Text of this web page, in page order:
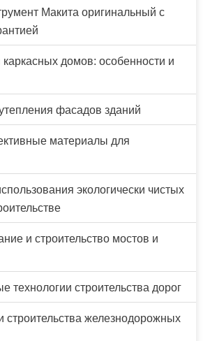
Макита оригинальный с
каркасных домов: особенности и
фасадов зданий
материалы для
экологически чистых
и строительство мостов и
технологии строительства дорог
строительства железнодорожных